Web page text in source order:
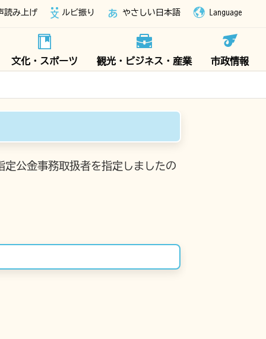
読み上げ ルビ振り やさしい日本語 Language
文化・スポーツ 観光・ビジネス・産業 市政情報
定公金事務取扱者を指定しましたの